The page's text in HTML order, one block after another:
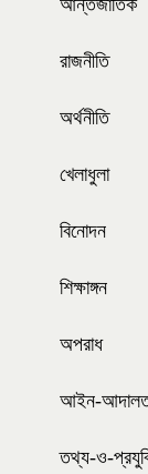
রাজনীতি
অর্থনীতি
খেলাধুলা
বিনোদন
শিক্ষাঙ্গন
অপরাধ
আইন-
তথ্য-ও-